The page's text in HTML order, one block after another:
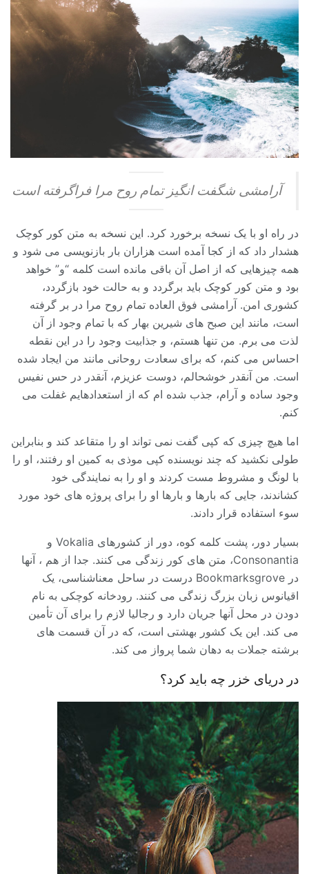
آرامشی شگفت انگیز تمام روح مرا فراگرفته است
در راه او با یک نسخه برخورد کرد. این نسخه به متن کور کوچک
هشدار داد که از کجا آمده است هزاران بار بازنویسی می شود و
همه چیزهایی که از اصل آن باقی مانده است کلمه “و” خواهد
بود و متن کور کوچک باید برگردد و به حالت خود بازگردد،
کشوری امن. آرامشی فوق العاده تمام روح مرا در بر گرفته
است، مانند این صبح های شیرین بهار که با تمام وجود از آن
لذت می برم. من تنها هستم، و جذابیت وجود را در این نقطه
احساس می کنم، که برای سعادت روحانی مانند من ایجاد شده
است. من آنقدر خوشحالم، دوست عزیزم، آنقدر در حس نفیس
وجود ساده و آرام، جذب شده ام که از استعدادهایم غفلت می
کنم.
اما هیچ چیزی که کپی گفت نمی تواند او را متقاعد کند و بنابراین
طولی نکشید که چند نویسنده کپی موذی به کمین او رفتند، او را
با لونگ و مشروط مست کردند و او را به نمایندگی خود
کشاندند، جایی که بارها و بارها او را برای پروژه های خود مورد
سوء استفاده قرار دادند.
بسیار دور، پشت کلمه کوه، دور از کشورهای Vokalia و
Consonantia، متن های کور زندگی می کنند. جدا از هم ، آنها
در Bookmarksgrove درست در ساحل معناشناسی، یک
اقیانوس زبان بزرگ زندگی می کنند. رودخانه کوچکی به نام
دودن در محل آنها جریان دارد و رجالیا لازم را برای آن تأمین
می کند. این یک کشور بهشتی است، که در آن قسمت های
برشته جملات به دهان شما پرواز می کند.
در دریای خزر چه باید کرد؟